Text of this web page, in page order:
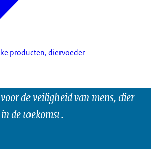
producten, diervoeder
de veiligheid van mens, dier
de toekomst.